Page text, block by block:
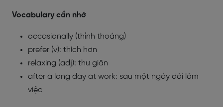
Vocabulary cần nhớ
occasionally (thỉnh thoảng)
prefer (v): thích hơn
relaxing (adj): thư giãn
after a long day at work: sau một ngày dài làm
việc